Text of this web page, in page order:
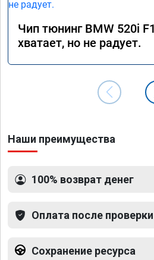
Чип тюнинг BMW 520i
хватает, но не радует.
Наши преимущества
100% возврат денег
Оплата после проверки
Сохранение ресурса